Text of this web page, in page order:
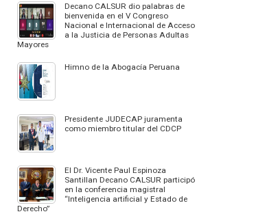
Decano CALSUR dio palabras de
bienvenida en el V Congreso
Nacional e Internacional de Acceso
a la Justicia de Personas Adultas
Mayores
Himno de la Abogacía Peruana
Presidente JUDECAP juramenta
como miembro titular del CDCP
El Dr. Vicente Paul Espinoza
Santillan Decano CALSUR participó
en la conferencia magistral
“Inteligencia artificial y Estado de
Derecho”